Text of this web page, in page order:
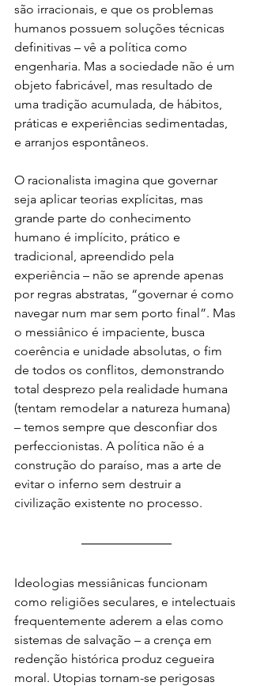
são irracionais, e que os problemas
humanos possuem soluções técnicas
definitivas – vê a política como
engenharia. Mas a sociedade não é um
objeto fabricável, mas resultado de
uma tradição acumulada, de hábitos,
práticas e experiências sedimentadas,
e arranjos espontâneos.
O racionalista imagina que governar
seja aplicar teorias explícitas, mas
grande parte do conhecimento
humano é implícito, prático e
tradicional, apreendido pela
experiência – não se aprende apenas
por regras abstratas, “governar é como
navegar num mar sem porto final”. Mas
o messiânico é impaciente, busca
coerência e unidade absolutas, o fim
de todos os conflitos, demonstrando
total desprezo pela realidade humana
(tentam remodelar a natureza humana)
– temos sempre que desconfiar dos
perfeccionistas. A política não é a
construção do paraíso, mas a arte de
evitar o inferno sem destruir a
civilização existente no processo.
Ideologias messiânicas funcionam
como religiões seculares, e intelectuais
frequentemente aderem a elas como
sistemas de salvação – a crença em
redenção histórica produz cegueira
moral. Utopias tornam-se perigosas